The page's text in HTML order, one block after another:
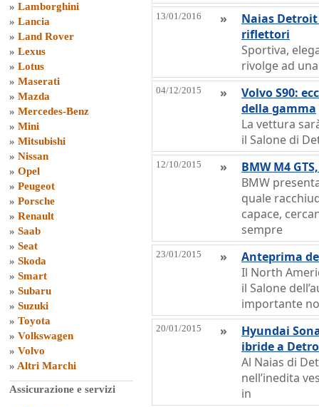
» Lamborghini
» Lancia
» Land Rover
» Lexus
» Lotus
» Maserati
» Mazda
» Mercedes-Benz
» Mini
» Mitsubishi
» Nissan
» Opel
» Peugeot
» Porsche
» Renault
» Saab
» Seat
» Skoda
» Smart
» Subaru
» Suzuki
» Toyota
» Volkswagen
» Volvo
» Altri Marchi
Assicurazione e servizi
13/01/2016 »
Naias
riflettori
Sportiva,
rivolge ad
04/12/2015 »
Volvo S90:
della gamma
La vettura
il Salone di
12/10/2015 »
BMW M4
BMW
quale
capace,
sempre
23/01/2015 »
Anteprima
Il North
il Salone
importante
20/01/2015 »
Hyundai
ibride a
Al Naias di
nell’inedita
in